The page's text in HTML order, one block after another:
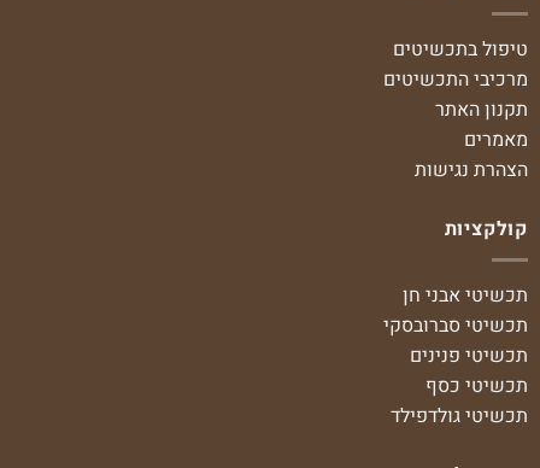
טיפול בתכשיטים
מרכיבי התכשיטים
תקנון האתר
מאמרים
הצהרת נגישות
קולקציות
תכשיטי אבני חן
תכשיטי סברובסקי
תכשיטי פנינים
תכשיטי כסף
תכשיטי גולדפילד